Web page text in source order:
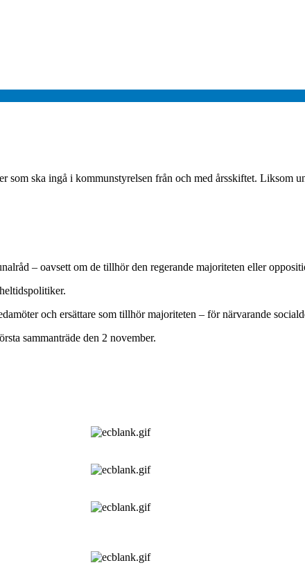
ska ingå i kommunstyrelsen från och med årsskiftet. Liksom
– oavsett om de tillhör den regerande majoriteten eller
och ersättare som tillhör majoriteten – för närvarande
sammanträde den 2 november.